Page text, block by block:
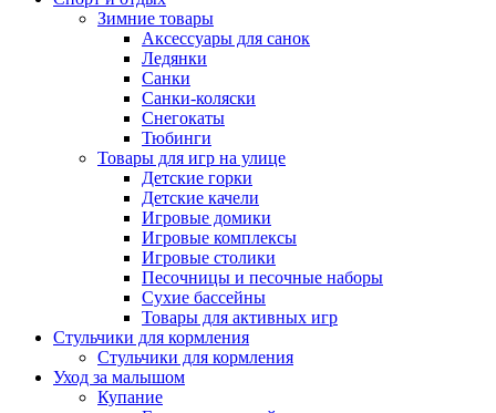
Зимние товары
Аксессуары для санок
Ледянки
Санки
Санки-коляски
Снегокаты
Тюбинги
Товары для игр на улице
Детские горки
Детские качели
Игровые домики
Игровые комплексы
Игровые столики
Песочницы и песочные наборы
Сухие бассейны
Товары для активных игр
Стульчики для кормления
Стульчики для кормления
Уход за малышом
Купание